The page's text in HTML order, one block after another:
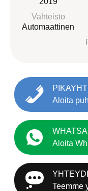
Vahteisto
Automaattinen
Aloita
Aloita
Teemme